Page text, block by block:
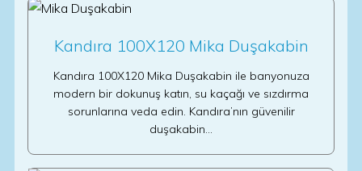
Kandıra 100X120 Mika Duşakabin
Kandıra 100X120 Mika Duşakabin ile banyonuza
modern bir dokunuş katın, su kaçağı ve sızdırma
sorunlarına veda edin. Kandıra’nın güvenilir
duşakabin…